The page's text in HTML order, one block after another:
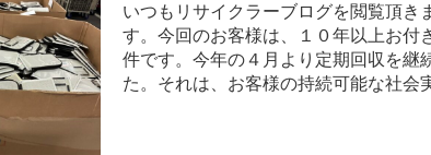
いつもリサイクラーブログを閲覧頂き
す。今回のお客様は、１０年以上お付
件です。今年の４月より定期回収を継
た。それは、お客様の持続可能な社